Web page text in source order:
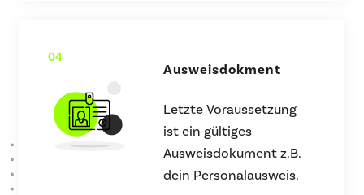
04
Ausweisdokment
Letzte Voraussetzung
ist ein gültiges
Ausweisdokument z.B.
dein Personalausweis.